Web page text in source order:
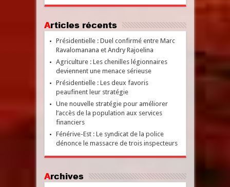
Articles récents
Présidentielle : Duel confirmé entre Marc
Ravalomanana et Andry Rajoelina
Agriculture : Les chenilles légionnaires
deviennent une menace sérieuse
Présidentielle : Les deux favoris
peaufinent leur stratégie
Une nouvelle stratégie pour améliorer
l’accès de la population aux services
financiers
Fénérive-Est : Le syndicat de la police
dénonce le massacre de trois inspecteurs
Archives